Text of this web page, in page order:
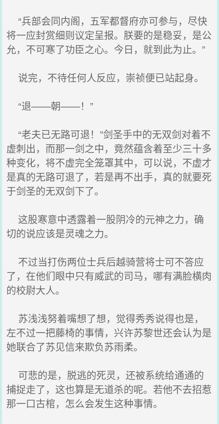
“兵部会同内阁，五军都督府亦可参与，尽快
将一应封赏细则议定呈报。朕要的是稳妥，是公
允，不可寒了功臣之心。今日，就到此为止。”
说完，不待任何人反应，崇祯便已站起身。
“退——朝——！”
“老夫已无路可退！”剑圣手中的无双剑对着不
虚刺出，而那一剑之中，竟然蕴含着至少三十多
种变化，将不虚完全笼罩其中，可以说，不虚才
是真的无路可退了，若是再不出手，真的就要死
于剑圣的无双剑下了。
这股寒意中透露着一股阴冷的元神之力，确
切的说应该是灵魂之力。
不过当打伤两位士兵后越骑营将士可不答应
了，在他们眼中只有威武的司马，哪有满脸横肉
的校尉大人。
苏浅浅努着嘴想了想，觉得秀秀说得也是，
左不过一把藤椅的事情，兴许苏黎世还会认为是
她联合了苏见信来欺负苏雨柔。
可悲的是，脱逃的死灵，还被系统给通通的
捕捉走了，这也算是无道杀的呢。若他不去招惹
那一口古棺，怎么会发生这种事情。